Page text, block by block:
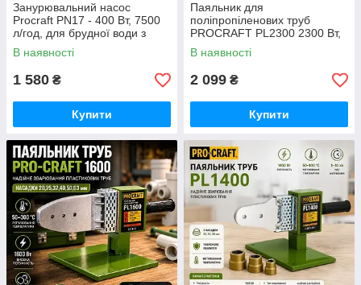
Занурювальний насос
Procraft PN17 - 400 Вт, 7500
л/год, для брудної води з
частками до 35 мм німецький
В наявності
1 580 ₴
Купити
Паяльник для
поліпропіленових труб
PROCRAFT PL2300 2300 Вт,
температура до 300 °C,
насадки 20-63 мм, кейс,
ножиці та аксесуари
В наявності
2 099 ₴
Купити